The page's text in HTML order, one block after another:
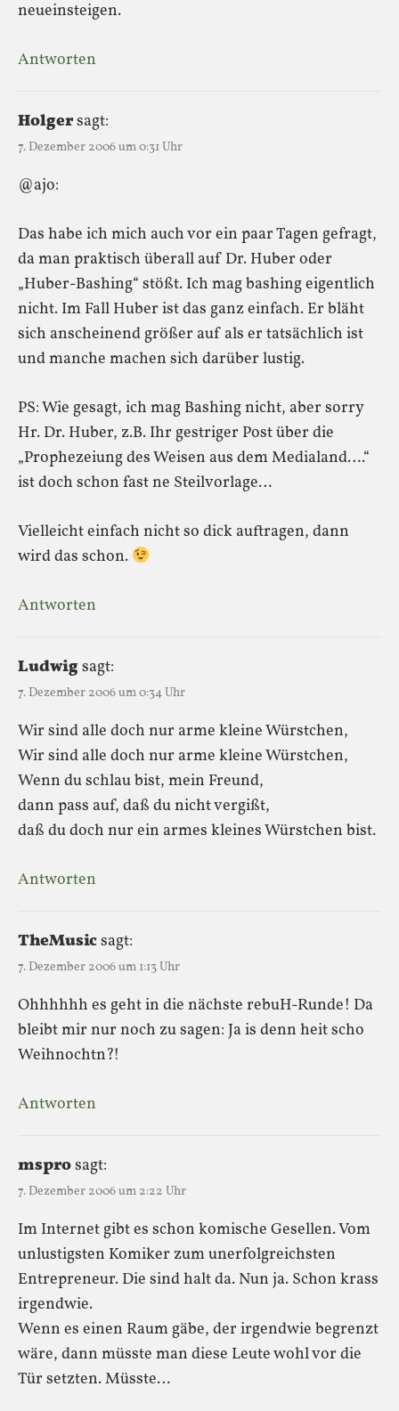
neueinsteigen.
Antworten
Holgersagt:
7. Dezember 2006 um 0:31 Uhr
@ajo:
Das habe ich mich auch vor ein paar Tagen gefragt,
da man praktisch überall auf Dr. Huber oder
„Huber-Bashing“ stößt. Ich mag bashing eigentlich
nicht. Im Fall Huber ist das ganz einfach. Er bläht
sich anscheinend größer auf als er tatsächlich ist
und manche machen sich darüber lustig.
PS: Wie gesagt, ich mag Bashing nicht, aber sorry
Hr. Dr. Huber, z.B. Ihr gestriger Post über die
„Prophezeiung des Weisen aus dem Medialand….“
ist doch schon fast ne Steilvorlage…
Vielleicht einfach nicht so dick auftragen, dann
wird das schon.
Antworten
Ludwigsagt:
7. Dezember 2006 um 0:34 Uhr
Wir sind alle doch nur arme kleine Würstchen,
Wir sind alle doch nur arme kleine Würstchen,
Wenn du schlau bist, mein Freund,
dann pass auf, daß du nicht vergißt,
daß du doch nur ein armes kleines Würstchen bist.
Antworten
TheMusicsagt:
7. Dezember 2006 um 1:13 Uhr
Ohhhhhh es geht in die nächste rebuH-Runde! Da
bleibt mir nur noch zu sagen: Ja is denn heit scho
Weihnochtn?!
Antworten
msprosagt:
7. Dezember 2006 um 2:22 Uhr
Im Internet gibt es schon komische Gesellen. Vom
unlustigsten Komiker zum unerfolgreichsten
Entrepreneur. Die sind halt da. Nun ja. Schon krass
irgendwie.
Wenn es einen Raum gäbe, der irgendwie begrenzt
wäre, dann müsste man diese Leute wohl vor die
Tür setzten. Müsste…